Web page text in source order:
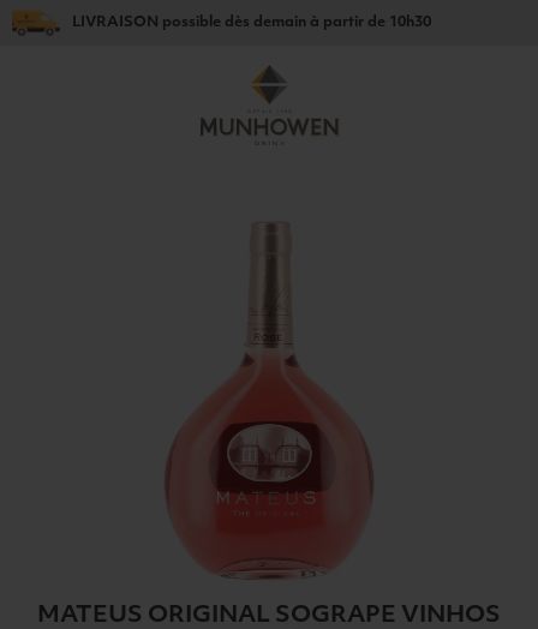
LIVRAISON possible dès demain à partir de 10h30
MATEUS ORIGINAL SOGRAPE VINHOS